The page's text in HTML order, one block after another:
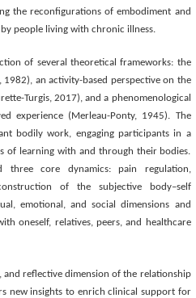
the reconfigurations of embodiment and
people living with chronic illness.
of several theoretical frameworks: the
an activity-based perspective on the
Turgis, 2017), and a phenomenological
experience (Merleau-Ponty, 1945). The
bodily work, engaging participants in a
of learning with and through their bodies.
three core dynamics: pain regulation,
of the subjective body–self
emotional, and social dimensions and
oneself, relatives, peers, and healthcare
and reflective dimension of the relationship
new insights to enrich clinical support for